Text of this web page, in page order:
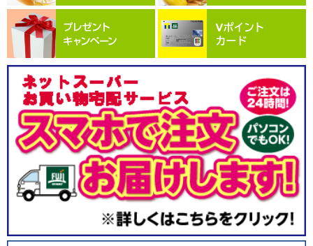
2026.04.01
富士シティオは横浜DeNAベイスターズへのスポンサーシップを継
続いたします
2025.12.26
横浜市立東高校「Premium Program」に参加しました
2025.09.04
未利用玉ねぎを美味しく“アップサイクル”！富士シティオ、三菱食
品、グリーンエース、浜食産が共同開発の「玉ねぎ醤油ドレッシン
グ」新発売
2025.08.07
Bみらいアクション「DB.スターマンカップ2025」にてサンプリング